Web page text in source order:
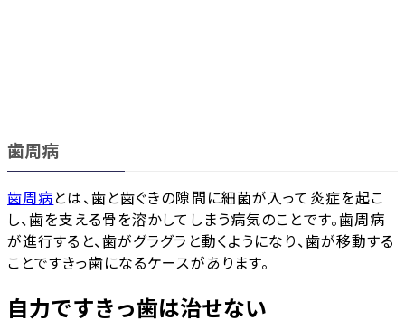
歯周病
歯周病とは、歯と歯ぐきの隙間に細菌が入って炎症を起こ
し、歯を支える骨を溶かしてしまう病気のことです。歯周病
が進行すると、歯がグラグラと動くようになり、歯が移動する
ことですきっ歯になるケースがあります。
自力ですきっ歯は治せない